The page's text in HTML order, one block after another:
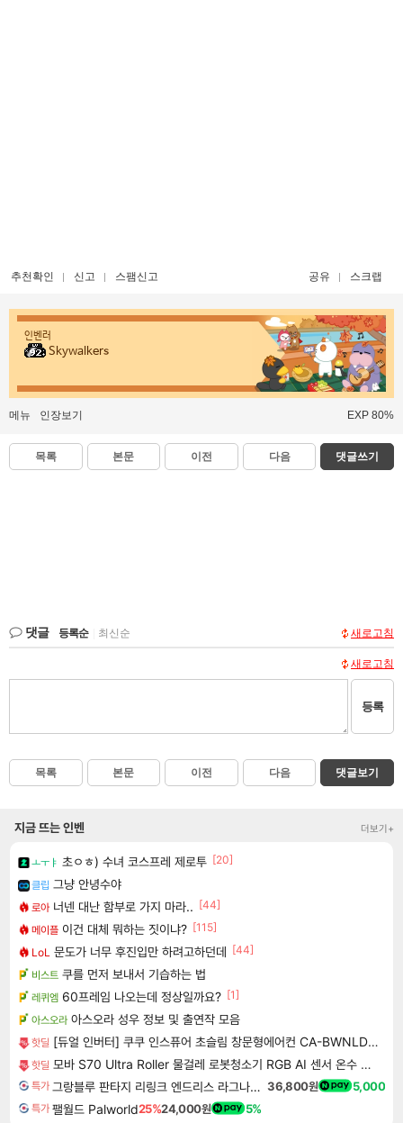
추천확인 신고 스팸신고 공유 스크랩
인벤러
Skywalkers
메뉴 인장보기 EXP 80%
목록 본문 이전 다음 댓글쓰기
댓글 등록순 최신순 새로고침
새로고침
등록
목록 본문 이전 다음 댓글보기
지금 뜨는 인벤 더보기+
ㅗㅜㅑ 초ㅇㅎ) 수녀 코스프레 제로투 [20]
클립 그냥 안녕수야
로아 너넨 대난 함부로 가지 마라.. [44]
메이플 이건 대체 뭐하는 짓이냐? [115]
LoL 문도가 너무 후진입만 하려고하던데 [44]
비스트 쿠를 먼저 보내서 기습하는 법
레퀴엠 60프레임 나오는데 정상일까요? [1]
아스오라 아스오라 성우 정보 및 출연작 모음
핫딜 [듀얼 인버터] 쿠쿠 인스퓨어 초슬림 창문형에어컨 CA-BWNLDE0630NW 에너지 효율 1등급
핫딜 모바 S70 Ultra Roller 물걸레 로봇청소기 RGB AI 센서 온수 자동세척
특가 그랑블루 판타지 리링크 엔드리스 라그나로크 업그레이드 킷 Granblue Fantasy Relink Endless Ragnarok Upgrade Kit DLC 36,800원 5,000
특가 팰월드 Palworld25%24,000원 5%